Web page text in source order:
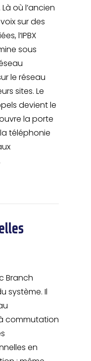
où l’ancien
sur des
l’IPBX
sous
le réseau
sites. Le
devient le
la porte
téléphonie
Branch
système. Il
commutation
en